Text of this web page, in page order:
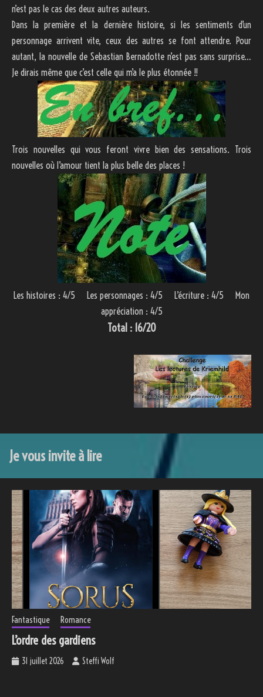
n’est pas le cas des deux autres auteurs.
Dans la première et la dernière histoire, si les sentiments d’un
personnage arrivent vite, ceux des autres se font attendre. Pour
autant, la nouvelle de Sebastian Bernadotte n’est pas sans surprise…
Je dirais même que c’est celle qui m’a le plus étonnée !!
Trois nouvelles qui vous feront vivre bien des sensations. Trois
nouvelles où l’amour tient la plus belle des places !
Les histoires : 4/5 Les personnages : 4/5 L’écriture : 4/5 Mon
appréciation : 4/5
Total : 16/20
Je vous invite à lire
Fantastique Romance
L’ordre des gardiens
31 juillet 2026 Steffi Wolf